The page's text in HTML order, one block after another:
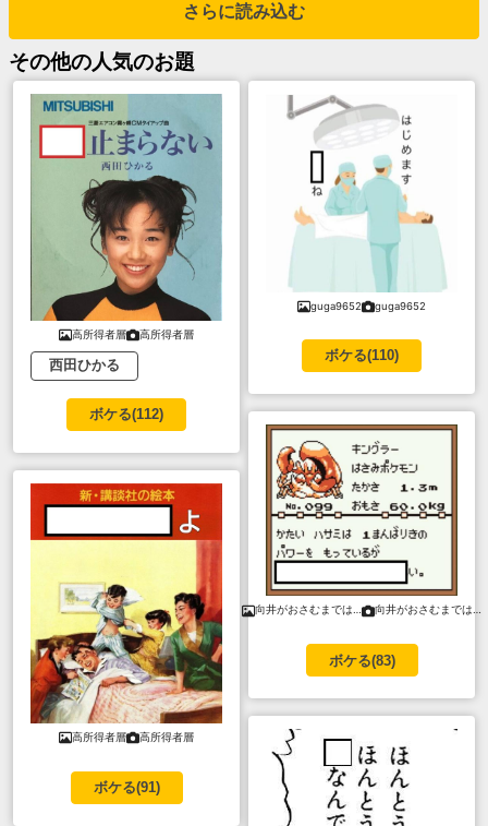
さらに読み込む
その他の人気のお題
高所得者層 高所得者層
西田ひかる
ボケる(112)
高所得者層 高所得者層
ボケる(91)
guga9652 guga9652
ボケる(110)
向井がおさむまでは… 向井がおさむまでは…
ボケる(83)